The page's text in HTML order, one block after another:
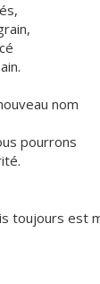
nom
pourrons
toujours est